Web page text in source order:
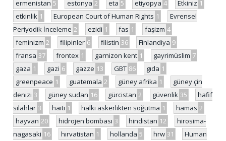
ermenistan 5 estonya 2 eta 5 etiyopya 4 Etkiniz 1
etkinlik 1 European Court of Human Rights 1
Evrensel
Periyodik İnceleme 2 ezidi 1 fas 1 faşizm 4
feminizm 2 filipinler 6 filistin 36 Finlandiya 9
fransa 37 frontex 1 garnizon kent 1 gayrimüslim 7
gaza 1 gazi 6 gazze 13 GBT 86 gıda 1
greenpeace 1 guatemala 2 güney afrika 1
güney çin
denizi 3 güney sudan 16 gürcistan 2 güvenlik 35
hafif
silahlar 3 haiti 1 halkı askerlikten soğutma 1 hamas 2
hayvan 20 hidrojen bombası 3 hindistan 12
hirosima-
nagasaki 16 hırvatistan 1 hollanda 5 hrw 31
Human